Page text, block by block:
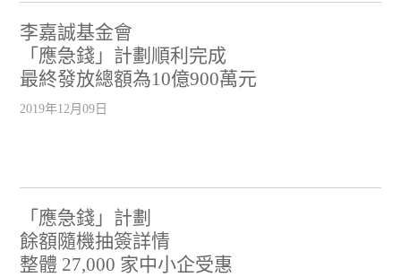
李嘉誠基金會
「應急錢」計劃順利完成
最終發放總額為10億900萬元
2019年12月09日
「應急錢」計劃
餘額隨機抽簽詳情
整體 27,000 家中小企受惠